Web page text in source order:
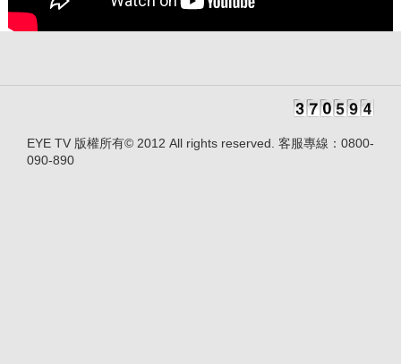
EYE TV 版權所有© 2012 All rights reserved. 客服專線：0800-
090-890